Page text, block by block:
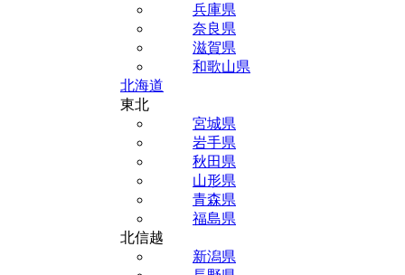
兵庫県
奈良県
滋賀県
和歌山県
北海道
東北
宮城県
岩手県
秋田県
山形県
青森県
福島県
北信越
新潟県